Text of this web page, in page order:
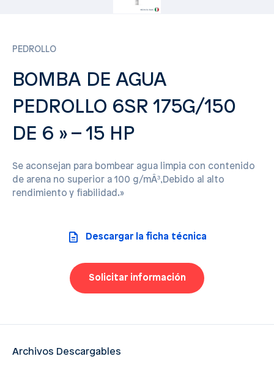
PEDROLLO
BOMBA DE AGUA
PEDROLLO 6SR 175G/150
DE 6 » – 15 HP
Se aconsejan para bombear agua limpia con contenido
de arena no superior a 100 g/mÂ³,Debido al alto
rendimiento y fiabilidad.»
Descargar la ficha técnica
Solicitar información
Archivos Descargables